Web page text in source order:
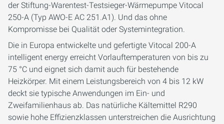
der Stiftung-Warentest-Testsieger-Wärmepumpe Vitocal
250-A (Typ AWO-E AC 251.A1). Und das ohne
Kompromisse bei Qualität oder Systemintegration.
Die in Europa entwickelte und gefertigte Vitocal 200-A
intelligent energy erreicht Vorlauftemperaturen von bis zu
75 °C und eignet sich damit auch für bestehende
Heizkörper. Mit einem Leistungsbereich von 4 bis 12 kW
deckt sie typische Anwendungen im Ein- und
Zweifamilienhaus ab. Das natürliche Kältemittel R290
sowie hohe Effizienzklassen unterstreichen die Ausrichtung